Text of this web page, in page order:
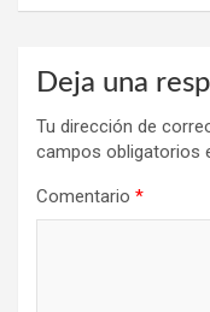
Deja una
Tu dirección de
campos obligatorios
Comentario *